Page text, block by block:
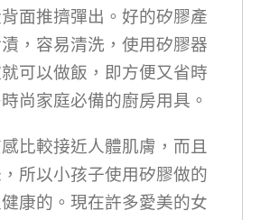
面推擠彈出。好的矽膠產
，容易清洗，使用矽膠器
可以做飯，即方便又省時
尚家庭必備的廚房用具。
比較接近人體肌膚，而且
所以小孩子使用矽膠做的
康的。現在許多愛美的女